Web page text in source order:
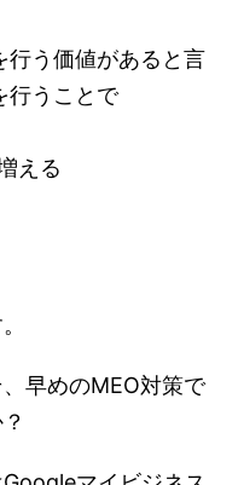
行う価値があると言
行うことで
える
早めのMEO対策で